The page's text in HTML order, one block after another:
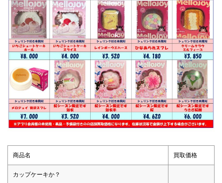
商品名 買取価格
カップケーキか？